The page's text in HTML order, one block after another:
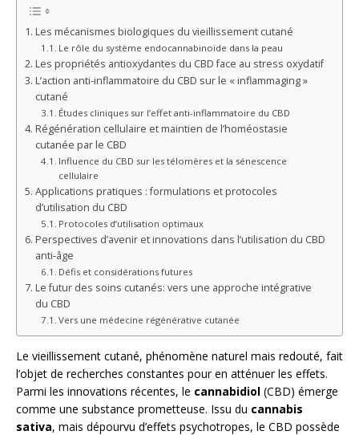
Les mécanismes biologiques du vieillissement cutané
Le rôle du système endocannabinoïde dans la peau
Les propriétés antioxydantes du CBD face au stress oxydatif
L’action anti-inflammatoire du CBD sur le « inflammaging »
cutané
Études cliniques sur l’effet anti-inflammatoire du CBD
Régénération cellulaire et maintien de l’homéostasie
cutanée par le CBD
Influence du CBD sur les télomères et la sénescence
cellulaire
Applications pratiques : formulations et protocoles
d’utilisation du CBD
Protocoles d’utilisation optimaux
Perspectives d’avenir et innovations dans l’utilisation du CBD
anti-âge
Défis et considérations futures
Le futur des soins cutanés: vers une approche intégrative
du CBD
Vers une médecine régénérative cutanée
Le vieillissement cutané, phénomène naturel mais redouté, fait
l’objet de recherches constantes pour en atténuer les effets.
Parmi les innovations récentes, le cannabidiol (CBD) émerge
comme une substance prometteuse. Issu du cannabis
sativa, mais dépourvu d’effets psychotropes, le CBD possède